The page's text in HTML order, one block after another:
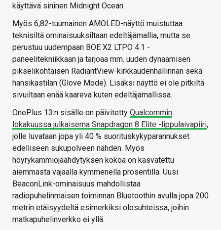
käyttävä sininen Midnight Ocean.
Myös 6,82-tuumainen AMOLED-näyttö muistuttaa
teknisiltä ominaisuuksiltaan edeltäjämallia, mutta se
perustuu uudempaan BOE X2 LTPO 4.1 -
paneelitekniikkaan ja tarjoaa mm. uuden dynaamisen
pikselikohtaisen RadiantView-kirkkaudenhallinnan sekä
hansikastilan (Glove Mode). Lisäksi näyttö ei ole pitkiltä
sivuiltaan enää kaareva kuten edeltäjämallissa.
OnePlus 13:n sisälle on päivitetty Qualcommin
lokakuussa julkaisema Snapdragon 8 Elite -lippulaivapiiri,
jolle luvataan jopa yli 40 % suorituskykyparannukset
edelliseen sukupolveen nähden. Myös
höyrykammiojäähdytyksen kokoa on kasvatettu
aiemmasta vajaalla kymmenellä prosentilla. Uusi
BeaconLink-ominaisuus mahdollistaa
radiopuhelinmaisen toiminnan Bluetoothin avulla jopa 200
metrin etäisyydeltä esimerkiksi olosuhteissa, joihin
matkapuhelinverkko ei yllä.